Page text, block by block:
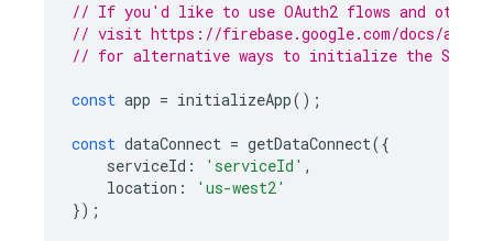
// If you'd like to use OAuth2 flows and
// visit https://firebase.google.com/docs/
// for alternative ways to initialize the SDK.
const app = initializeApp();
const dataConnect = getDataConnect({
serviceId : 'serviceId' ,
location :
'us-west2'
});